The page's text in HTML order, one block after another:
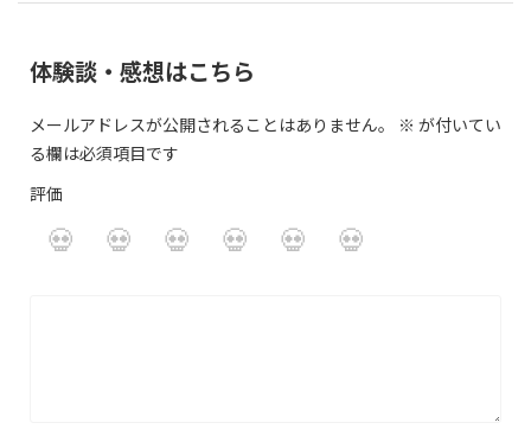
体験談・感想はこちら
メールアドレスが公開されることはありません。 ※ が付いてい
る欄は必須項目です
評価